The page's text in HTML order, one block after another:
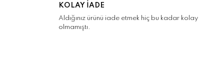
KOLAY İADE
Aldığınız ürünü iade etmek hiç bu kadar kolay
olmamıştı.